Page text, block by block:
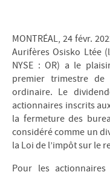
MONTRÉAL, 24 févr.
Aurifères Osisko Ltée
NYSE : OR) a le
premier trimestre
ordinaire. Le
actionnaires inscrits
la fermeture des
considéré comme un
la Loi de l’impôt sur le
Pour les